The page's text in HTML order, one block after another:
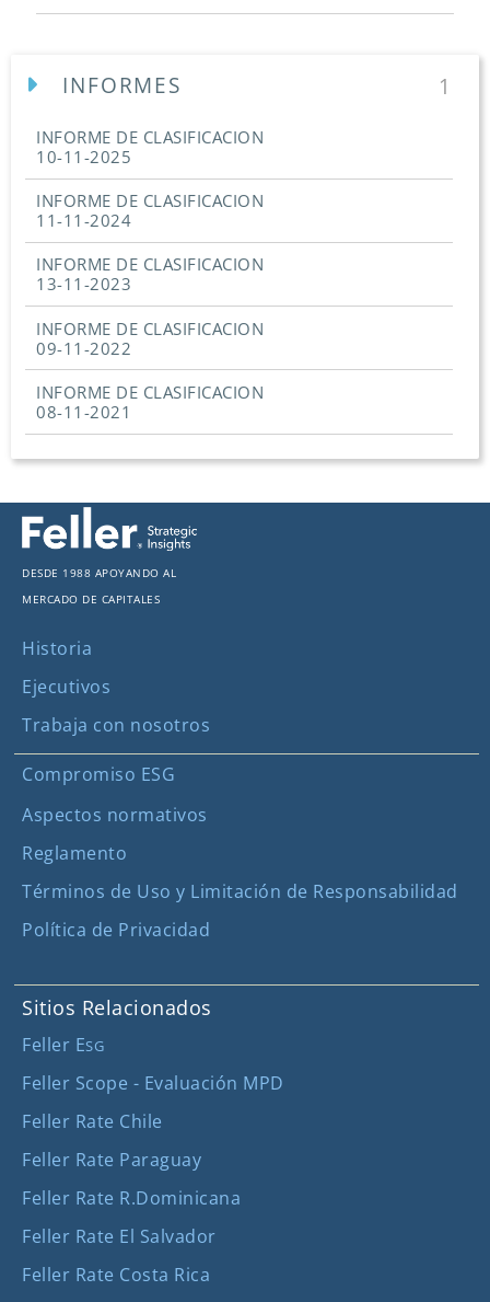
INFORMES 1
INFORME DE CLASIFICACION
10-11-2025
INFORME DE CLASIFICACION
11-11-2024
INFORME DE CLASIFICACION
13-11-2023
INFORME DE CLASIFICACION
09-11-2022
INFORME DE CLASIFICACION
08-11-2021
Desde 1988 apoyando al
mercado de capitales
Historia
Ejecutivos
Trabaja con nosotros
Compromiso ESG
Aspectos normativos
Reglamento
Términos de Uso y Limitación de Responsabilidad
Política de Privacidad
Sitios Relacionados
Feller ESG
Feller Scope - Evaluación MPD
Feller Rate Chile
Feller Rate Paraguay
Feller Rate R.Dominicana
Feller Rate El Salvador
Feller Rate Costa Rica